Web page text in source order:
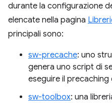
durante la configurazione
elencate nella pagina
principali sono:
sw-precache: uno
genera uno script di
eseguire il precaching
sw-toolbox: una